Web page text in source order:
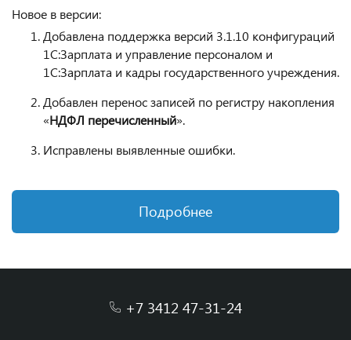
Новое в версии:
Добавлена поддержка версий 3.1.10 конфигураций
1С:Зарплата и управление персоналом и
1С:Зарплата и кадры государственного учреждения.
Добавлен перенос записей по регистру накопления
«НДФЛ перечисленный».
Исправлены выявленные ошибки.
Подробнее
+7 3412 47-31-24